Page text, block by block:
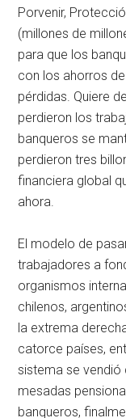
Porvenir,
(millones de
para que los
con los ahorros
pérdidas. Quiere
perdieron los
banqueros se
perdieron tres
financiera global
ahora.
El modelo de
trabajadores a
organismos
chilenos,
la extrema
catorce países,
sistema se vendió
mesadas
banqueros,